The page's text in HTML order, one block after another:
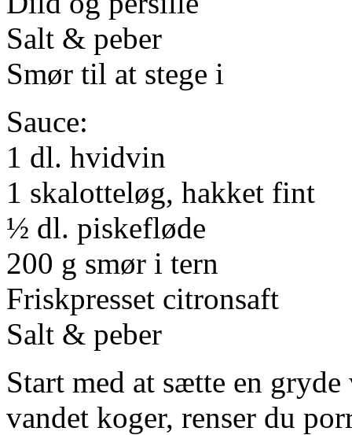
Salt & peber
Smør til at stege i
Sauce:
1 dl. hvidvin
1 skalotteløg, hakket fint
½ dl. piskefløde
200 g smør i tern
Friskpresset citronsaft
Salt & peber
Start med at sætte en
vandet koger, renser du